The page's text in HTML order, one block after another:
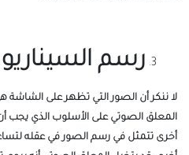
رسم
لا ننكر أن الصور التي تظهر على
المعلق الصوتي على الأسلوب الذي يجب
أخرى تتمثل في رسم الصور في عقله